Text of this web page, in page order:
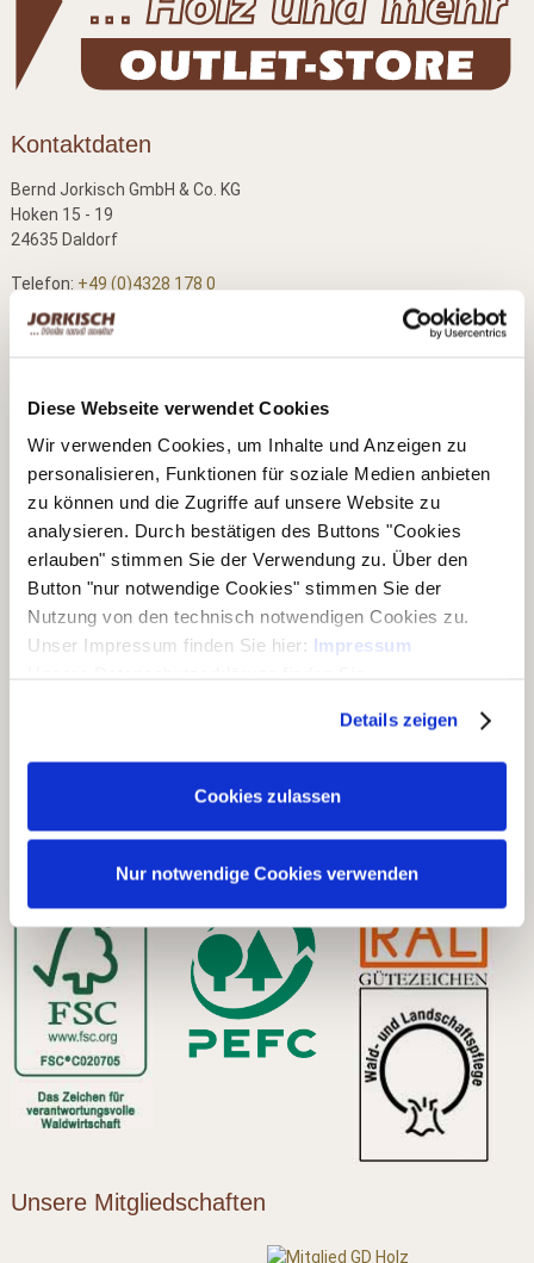
Diese Webseite verwendet Cookies
Wir verwenden Cookies, um Inhalte und Anzeigen zu
personalisieren, Funktionen für soziale Medien anbieten
zu können und die Zugriffe auf unsere Website zu
analysieren. Durch bestätigen des Buttons "Cookies
erlauben" stimmen Sie der Verwendung zu. Über den
Button "nur notwendige Cookies" stimmen Sie der
Nutzung von den technisch notwendigen Cookies zu.
Unser Impressum finden Sie hier: Impressum
Details zeigen
Cookies zulassen
Nur notwendige Cookies verwenden
Kontaktdaten
Bernd Jorkisch GmbH & Co. KG
Hoken 15 - 19
24635 Daldorf
Telefon: +49 (0)4328 178 0
Fax:+49 (0)4328 178 238
E-Mail:info@jorkisch.de
Unsere Geschäftsbereiche
▶ Haus & Garten
▶ Carports & Häuser
▶ Holz & Bau
▶ Ausstellungen
Unsere Mitgliedschaften